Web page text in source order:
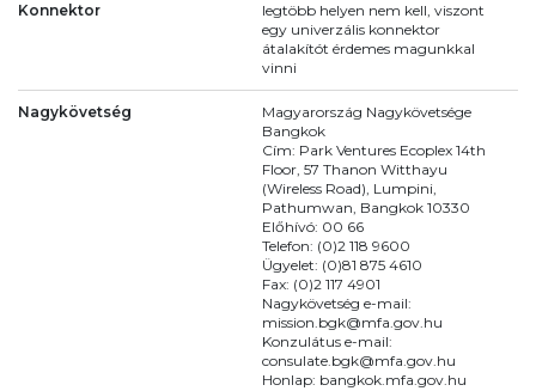
Konnektor
legtöbb helyen nem kell, viszont
egy univerzális konnektor
átalakítót érdemes magunkkal
vinni
Nagykövetség
Magyarország Nagykövetsége
Bangkok
Cím: Park Ventures Ecoplex 14th
Floor, 57 Thanon Witthayu
(Wireless Road), Lumpini,
Pathumwan, Bangkok 10330
Előhívó: 00 66
Telefon: (0)2 118 9600
Ügyelet: (0)81 875 4610
Fax: (0)2 117 4901
Nagykövetség e-mail:
mission.bgk@mfa.gov.hu
Konzulátus e-mail:
consulate.bgk@mfa.gov.hu
Honlap: bangkok.mfa.gov.hu